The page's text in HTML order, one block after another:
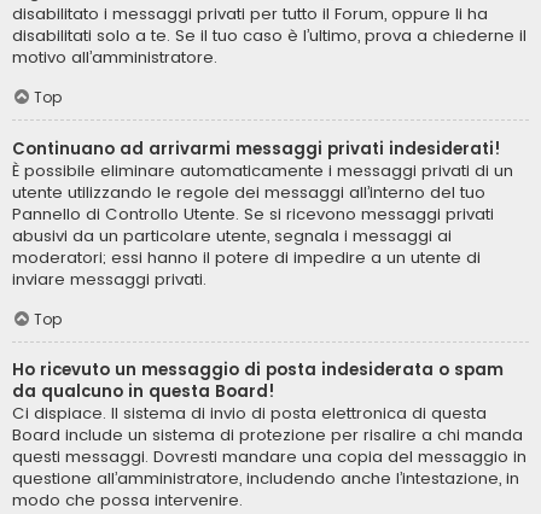
disabilitato i messaggi privati per tutto il Forum, oppure li ha
disabilitati solo a te. Se il tuo caso è l’ultimo, prova a chiederne il
motivo all’amministratore.
Top
Continuano ad arrivarmi messaggi privati indesiderati!
È possibile eliminare automaticamente i messaggi privati ​​di un
utente utilizzando le regole dei messaggi all’interno del tuo
Pannello di Controllo Utente. Se si ricevono messaggi privati ​​
abusivi da un particolare utente, segnala i messaggi ai
moderatori; essi hanno il potere di impedire a un utente di
inviare messaggi privati​​.
Top
Ho ricevuto un messaggio di posta indesiderata o spam
da qualcuno in questa Board!
Ci dispiace. Il sistema di invio di posta elettronica di questa
Board include un sistema di protezione per risalire a chi manda
questi messaggi. Dovresti mandare una copia del messaggio in
questione all’amministratore, includendo anche l’intestazione, in
modo che possa intervenire.